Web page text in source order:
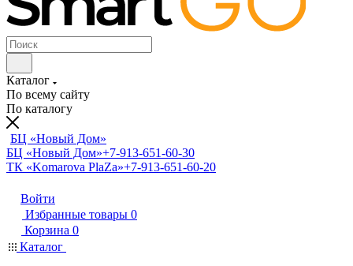
Каталог
По всему сайту
По каталогу
БЦ «Новый Дом»
БЦ «Новый Дом»+7-913-651-60-30
ТК «Komarova PlaZa»+7-913-651-60-20
Войти
Избранные товары 0
Корзина 0
Каталог